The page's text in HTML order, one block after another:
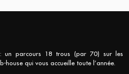
un parcours 18 trous (par 70) sur les
house qui vous accueille toute l’année.